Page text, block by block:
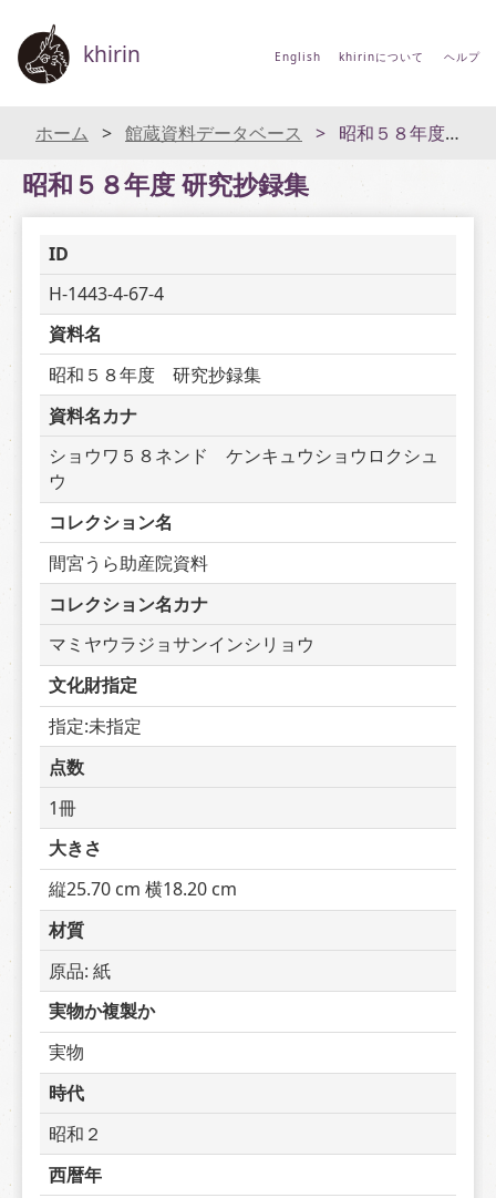
khirin English khirinについて ヘルプ
ホーム 館蔵資料データベース 昭和５８年度 研究抄録集
昭和５８年度 研究抄録集
ID
H-1443-4-67-4
資料名
昭和５８年度　研究抄録集
資料名カナ
ショウワ５８ネンド　ケンキュウショウロクシュ
ウ
コレクション名
間宮うら助産院資料
コレクション名カナ
マミヤウラジョサンインシリョウ
文化財指定
指定:未指定
点数
1冊
大きさ
縦25.70 cm 横18.20 cm
材質
原品: 紙
実物か複製か
実物
時代
昭和２
西暦年